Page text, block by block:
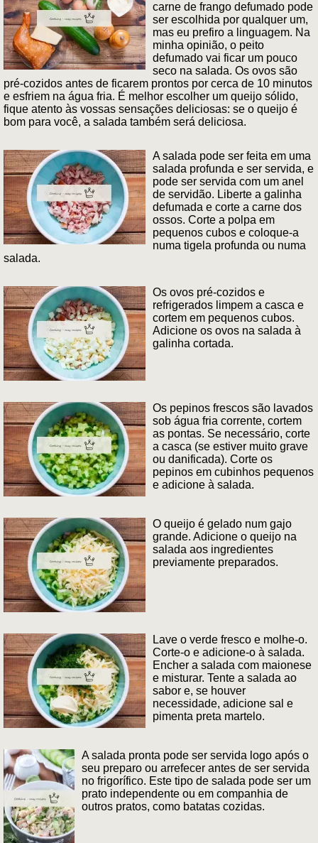
carne de frango defumado pode
ser escolhida por qualquer um,
mas eu prefiro a linguagem. Na
minha opinião, o peito
defumado vai ficar um pouco
seco na salada. Os ovos são
pré-cozidos antes de ficarem prontos por cerca de 10 minutos
e esfriem na água fria. É melhor escolher um queijo sólido,
fique atento às vossas sensações deliciosas: se o queijo é
bom para você, a salada também será deliciosa.
A salada pode ser feita em uma
salada profunda e ser servida, e
pode ser servida com um anel
de servidão. Liberte a galinha
defumada e corte a carne dos
ossos. Corte a polpa em
pequenos cubos e coloque-a
numa tigela profunda ou numa
salada.
Os ovos pré-cozidos e
refrigerados limpem a casca e
cortem em pequenos cubos.
Adicione os ovos na salada à
galinha cortada.
Os pepinos frescos são lavados
sob água fria corrente, cortem
as pontas. Se necessário, corte
a casca (se estiver muito grave
ou danificada). Corte os
pepinos em cubinhos pequenos
e adicione à salada.
O queijo é gelado num gajo
grande. Adicione o queijo na
salada aos ingredientes
previamente preparados.
Lave o verde fresco e molhe-o.
Corte-o e adicione-o à salada.
Encher a salada com maionese
e misturar. Tente a salada ao
sabor e, se houver
necessidade, adicione sal e
pimenta preta martelo.
A salada pronta pode ser servida logo após o
seu preparo ou arrefecer antes de ser servida
no frigorífico. Este tipo de salada pode ser um
prato independente ou em companhia de
outros pratos, como batatas cozidas.